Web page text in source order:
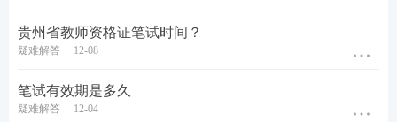
贵州省教师资格证笔试时间？
疑难解答 12-08
笔试有效期是多久
疑难解答 12-04